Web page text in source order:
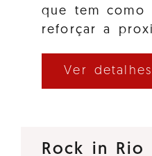
que tem como
reforçar a
Ver
Rock in Rio